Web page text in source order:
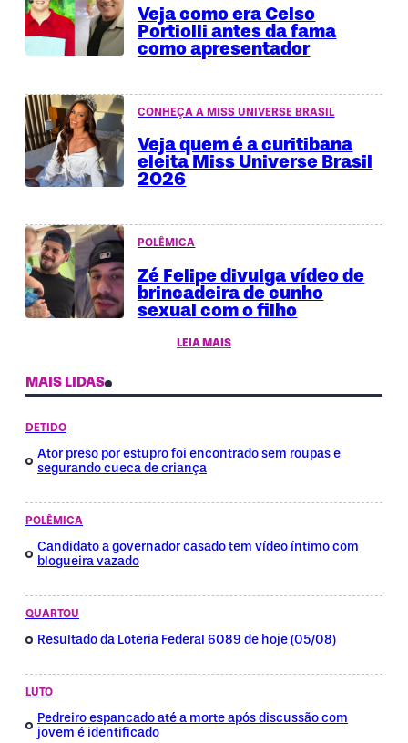
Veja como era Celso
Portiolli antes da fama
como apresentador
CONHEÇA A MISS UNIVERSE BRASIL
Veja quem é a curitibana
eleita Miss Universe Brasil
2026
POLÊMICA
Zé Felipe divulga vídeo de
brincadeira de cunho
sexual com o filho
LEIA MAIS
MAIS LIDAS
DETIDO
Ator preso por estupro foi encontrado sem roupas e
segurando cueca de criança
POLÊMICA
Candidato a governador casado tem vídeo íntimo com
blogueira vazado
QUARTOU
Resultado da Loteria Federal 6089 de hoje (05/08)
LUTO
Pedreiro espancado até a morte após discussão com
jovem é identificado